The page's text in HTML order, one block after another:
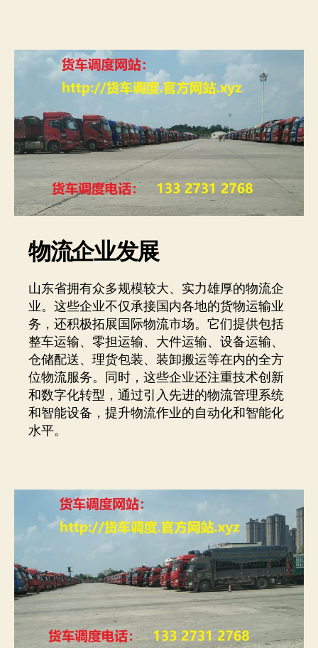
物流企业发展
山东省拥有众多规模较大、实力雄厚的物流企
业。这些企业不仅承接国内各地的货物运输业
务，还积极拓展国际物流市场。它们提供包括
整车运输、零担运输、大件运输、设备运输、
仓储配送、理货包装、装卸搬运等在内的全方
位物流服务。同时，这些企业还注重技术创新
和数字化转型，通过引入先进的物流管理系统
和智能设备，提升物流作业的自动化和智能化
水平。